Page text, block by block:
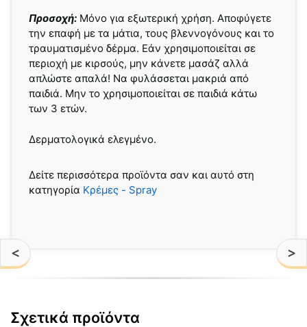
< >
Προσοχή: Μόνο για εξωτερική χρήση. Αποφύγετε
την επαφή με τα μάτια, τους βλεννογόνους και το
τραυματισμένο δέρμα. Εάν χρησιμοποιείται σε
περιοχή με κιρσούς, μην κάνετε μασάζ αλλά
απλώστε απαλά! Να φυλάσσεται μακριά από
παιδιά. Μην το χρησιμοποιείται σε παιδιά κάτω
των 3 ετών.
Δερματολογικά ελεγμένο.
Δείτε περισσότερα προϊόντα σαν και αυτό στη
κατηγορία Κρέμες - Spray
Σχετικά προϊόντα